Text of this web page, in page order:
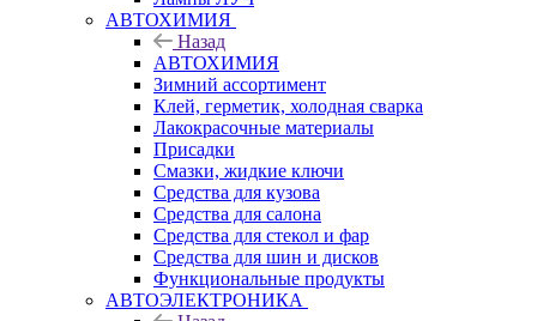
АВТОХИМИЯ
Назад
АВТОХИМИЯ
Зимний ассортимент
Клей, герметик, холодная сварка
Лакокрасочные материалы
Присадки
Смазки, жидкие ключи
Средства для кузова
Средства для салона
Средства для стекол и фар
Средства для шин и дисков
Функциональные продукты
АВТОЭЛЕКТРОНИКА